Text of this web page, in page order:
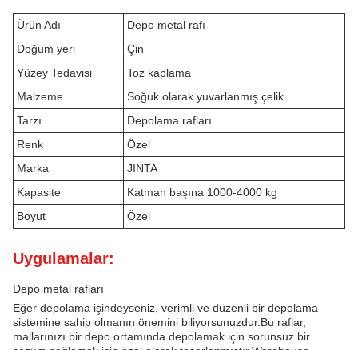
Ürün Adı
Depo metal rafı
Doğum yeri
Çin
Yüzey Tedavisi
Toz kaplama
Malzeme
Soğuk olarak yuvarlanmış çelik
Tarzı
Depolama rafları
Renk
Özel
Marka
JINTA
Kapasite
Katman başına 1000-4000 kg
Boyut
Özel
Uygulamalar:
Depo metal rafları
Eğer depolama işindeyseniz, verimli ve düzenli bir depolama
sistemine sahip olmanın önemini biliyorsunuzdur.Bu raflar,
mallarınızı bir depo ortamında depolamak için sorunsuz bir